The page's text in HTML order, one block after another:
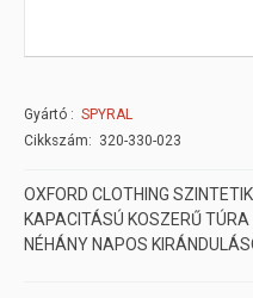
Gyártó
SPYRAL
Cikkszám: 320-330-023
OXFORD CLOTHING
KAPACITÁSÚ KOSZERŰ
NÉHÁNY NAPOS